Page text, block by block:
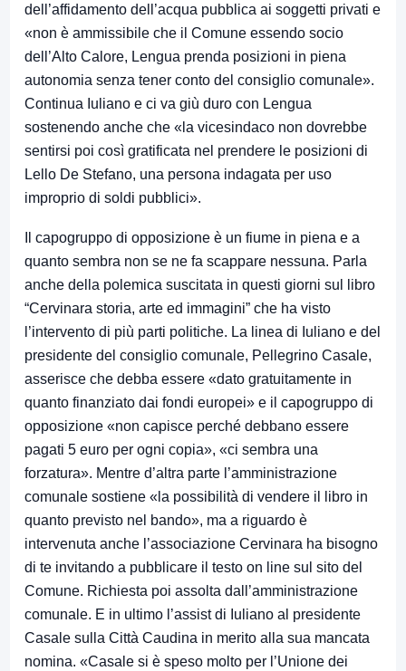
dell’affidamento dell’acqua pubblica ai soggetti privati e
«non è ammissibile che il Comune essendo socio
dell’Alto Calore, Lengua prenda posizioni in piena
autonomia senza tener conto del consiglio comunale».
Continua Iuliano e ci va giù duro con Lengua
sostenendo anche che «la vicesindaco non dovrebbe
sentirsi poi così gratificata nel prendere le posizioni di
Lello De Stefano, una persona indagata per uso
improprio di soldi pubblici».
Il capogruppo di opposizione è un fiume in piena e a
quanto sembra non se ne fa scappare nessuna. Parla
anche della polemica suscitata in questi giorni sul libro
“Cervinara storia, arte ed immagini” che ha visto
l’intervento di più parti politiche. La linea di Iuliano e del
presidente del consiglio comunale, Pellegrino Casale,
asserisce che debba essere «dato gratuitamente in
quanto finanziato dai fondi europei» e il capogruppo di
opposizione «non capisce perché debbano essere
pagati 5 euro per ogni copia», «ci sembra una
forzatura». Mentre d’altra parte l’amministrazione
comunale sostiene «la possibilità di vendere il libro in
quanto previsto nel bando», ma a riguardo è
intervenuta anche l’associazione Cervinara ha bisogno
di te invitando a pubblicare il testo on line sul sito del
Comune. Richiesta poi assolta dall’amministrazione
comunale. E in ultimo l’assist di Iuliano al presidente
Casale sulla Città Caudina in merito alla sua mancata
nomina. «Casale si è speso molto per l’Unione dei